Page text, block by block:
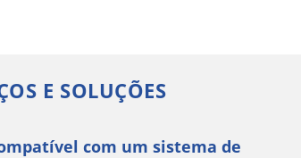
E SOLUÇÕES
com um sistema de